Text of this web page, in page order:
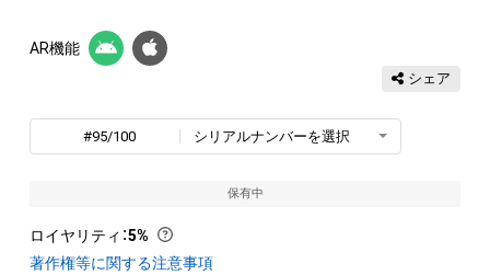
AR機能
シェア
#95/100 シリアルナンバーを選択
保有中
ロイヤリティ ：5%
著作権等に関する注意事項